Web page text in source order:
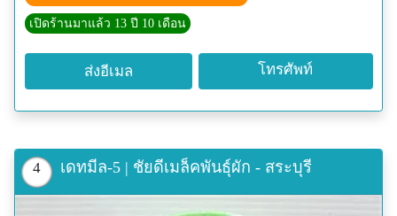
Line...Chaidee2730
เปิดร้านมาแล้ว 13 ปี 10 เดือน
ส่งอีเมล โทรศัพท์
4 เดทมีล-5 | ชัยดีเมล็คพันธุ์ผัก - สระบุรี